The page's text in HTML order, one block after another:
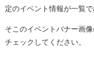
定のイベント情報が一覧で
そこのイベントバナー画
チェックしてください。